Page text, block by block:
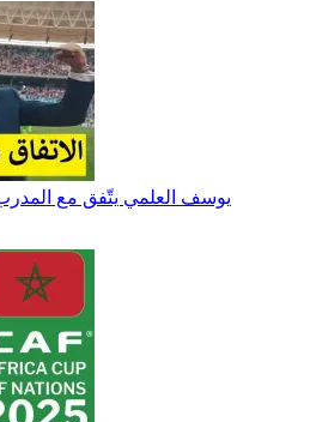
يوسف العلمي يتّفق مع